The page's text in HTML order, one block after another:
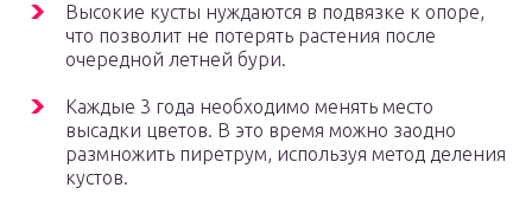
Высокие кусты нуждаются в подвязке к опоре,
что позволит не потерять растения после
очередной летней бури.
Каждые 3 года необходимо менять место
высадки цветов. В это время можно заодно
размножить пиретрум, используя метод деления
кустов.